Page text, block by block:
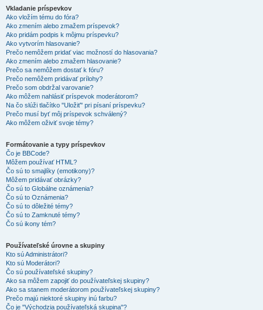
Vkladanie príspevkov
Ako vložím tému do fóra?
Ako zmením alebo zmažem príspevok?
Ako pridám podpis k môjmu príspevku?
Ako vytvorím hlasovanie?
Prečo nemôžem pridať viac možností do hlasovania?
Ako zmením alebo zmažem hlasovanie?
Prečo sa nemôžem dostať k fóru?
Prečo nemôžem pridávať prílohy?
Prečo som obdržal varovanie?
Ako môžem nahlásiť príspevok moderátorom?
Na čo slúži tlačítko "Uložiť" pri písaní príspevku?
Prečo musí byť môj príspevok schválený?
Ako môžem oživiť svoje témy?
Formátovanie a typy príspevkov
Čo je BBCode?
Môžem používať HTML?
Čo sú to smajlíky (emotikony)?
Môžem pridávať obrázky?
Čo sú to Globálne oznámenia?
Čo sú to Oznámenia?
Čo sú to dôležité témy?
Čo sú to Zamknuté témy?
Čo sú ikony tém?
Používateľské úrovne a skupiny
Kto sú Administrátori?
Kto sú Moderátori?
Čo sú používateľské skupiny?
Ako sa môžem zapojiť do používateľskej skupiny?
Ako sa stanem moderátorom používateľskej skupiny?
Prečo majú niektoré skupiny inú farbu?
Čo je "Východzia používateľská skupina"?